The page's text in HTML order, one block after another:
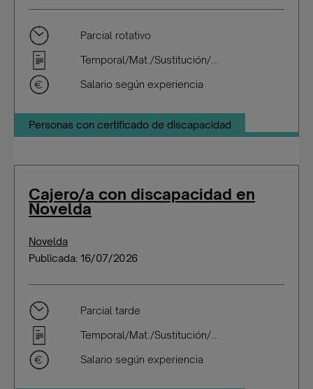
Parcial rotativo
Temporal/Mat./Sustitución/...
Salario según experiencia
Personas con certificado de discapacidad
Cajero/a con discapacidad en
Novelda
Novelda
Publicada: 16/07/2026
Parcial tarde
Temporal/Mat./Sustitución/...
Salario según experiencia